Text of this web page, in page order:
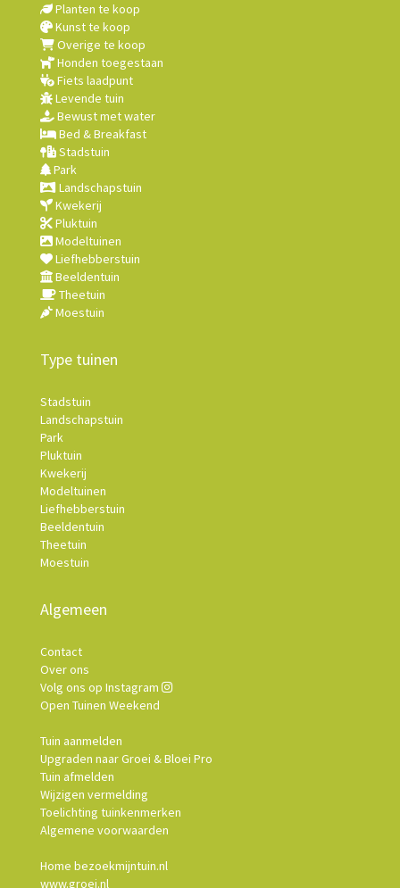
Planten te koop
Kunst te koop
Overige te koop
Honden toegestaan
Fiets laadpunt
Levende tuin
Bewust met water
Bed & Breakfast
Stadstuin
Park
Landschapstuin
Kwekerij
Pluktuin
Modeltuinen
Liefhebberstuin
Beeldentuin
Theetuin
Moestuin
Type tuinen
Stadstuin
Landschapstuin
Park
Pluktuin
Kwekerij
Modeltuinen
Liefhebberstuin
Beeldentuin
Theetuin
Moestuin
Algemeen
Contact
Over ons
Volg ons op Instagram
Open Tuinen Weekend
Tuin aanmelden
Upgraden naar Groei & Bloei Pro
Tuin afmelden
Wijzigen vermelding
Toelichting tuinkenmerken
Algemene voorwaarden
Home bezoekmijntuin.nl
www.groei.nl